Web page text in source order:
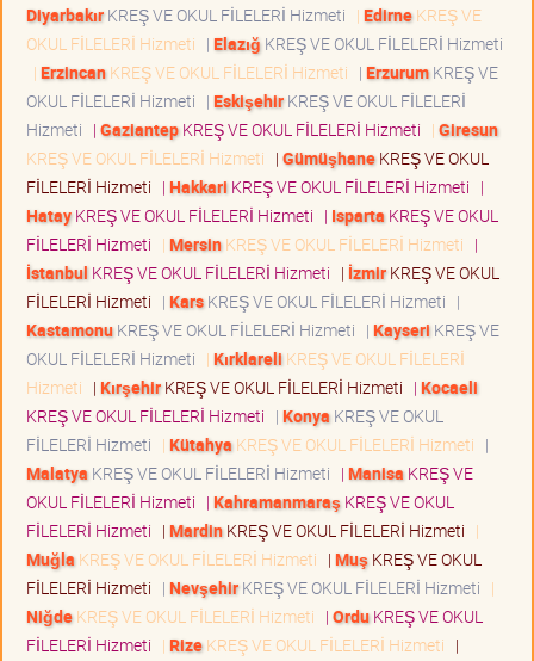
DiyarbakırKREŞ VE OKUL FİLELERİ Hizmeti | EdirneKREŞ VE
OKUL FİLELERİ Hizmeti | Elazığ KREŞ VE OKUL FİLELERİ Hizmeti
| ErzincanKREŞ VE OKUL FİLELERİ Hizmeti | ErzurumKREŞ VE
OKUL FİLELERİ Hizmeti | EskişehirKREŞ VE OKUL FİLELERİ
Hizmeti | GaziantepKREŞ VE OKUL FİLELERİ Hizmeti | Giresun
KREŞ VE OKUL FİLELERİ Hizmeti | GümüşhaneKREŞ VE OKUL
FİLELERİ Hizmeti | Hakkari KREŞ VE OKUL FİLELERİ Hizmeti |
HatayKREŞ VE OKUL FİLELERİ Hizmeti | Isparta KREŞ VE OKUL
FİLELERİ Hizmeti | MersinKREŞ VE OKUL FİLELERİ Hizmeti |
İstanbul KREŞ VE OKUL FİLELERİ Hizmeti | İzmirKREŞ VE OKUL
FİLELERİ Hizmeti | KarsKREŞ VE OKUL FİLELERİ Hizmeti |
KastamonuKREŞ VE OKUL FİLELERİ Hizmeti | Kayseri KREŞ VE
OKUL FİLELERİ Hizmeti | Kırklareli KREŞ VE OKUL FİLELERİ
Hizmeti | KırşehirKREŞ VE OKUL FİLELERİ Hizmeti | Kocaeli
KREŞ VE OKUL FİLELERİ Hizmeti | Konya KREŞ VE OKUL
FİLELERİ Hizmeti | Kütahya KREŞ VE OKUL FİLELERİ Hizmeti |
Malatya KREŞ VE OKUL FİLELERİ Hizmeti | Manisa KREŞ VE
OKUL FİLELERİ Hizmeti | Kahramanmaraş KREŞ VE OKUL
FİLELERİ Hizmeti | MardinKREŞ VE OKUL FİLELERİ Hizmeti |
Muğla KREŞ VE OKUL FİLELERİ Hizmeti | Muş KREŞ VE OKUL
FİLELERİ Hizmeti | NevşehirKREŞ VE OKUL FİLELERİ Hizmeti |
NiğdeKREŞ VE OKUL FİLELERİ Hizmeti | OrduKREŞ VE OKUL
FİLELERİ Hizmeti | RizeKREŞ VE OKUL FİLELERİ Hizmeti |